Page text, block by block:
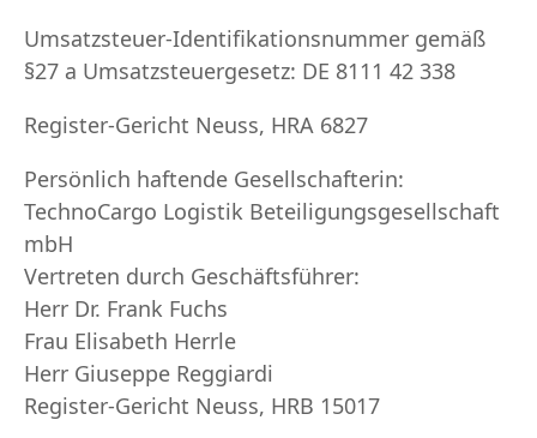
Umsatzsteuer-Identifikationsnummer gemäß
§27 a Umsatzsteuergesetz: DE 8111 42 338
Register-Gericht Neuss, HRA 6827
Persönlich haftende Gesellschafterin:
TechnoCargo Logistik Beteiligungsgesellschaft
mbH
Vertreten durch Geschäftsführer:
Herr Dr. Frank Fuchs
Frau Elisabeth Herrle
Herr Giuseppe Reggiardi
Register-Gericht Neuss, HRB 15017